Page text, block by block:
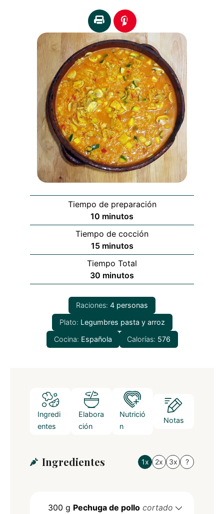
Tiempo de preparación
10 minutos
minutos
Tiempo de cocción
15minutos
minutos
Tiempo Total
30 minutos
minutos
Raciones: 4 personas
Plato: Legumbres pasta y arroz
Cocina: Española Calorías: 576
Ingredi
entes
Elabora
ción
Nutrició
n
Notas
Ingredientes 1x 2x 3x ?
300 g Pechuga de pollo cortado